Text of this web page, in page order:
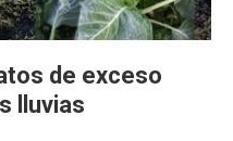
de exceso
lluvias